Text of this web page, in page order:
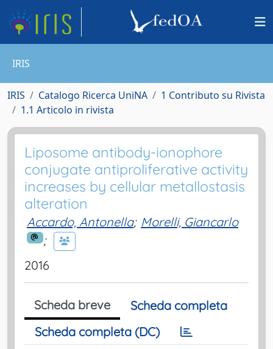
IRIS
IRIS Catalogo Ricerca UniNA
1 Contributo su Rivista
1.1 Articolo in rivista
Liposome antibody-ionophore
conjugate antiproliferative activity
increases by cellular metallostasis
alteration
Accardo, Antonella; Morelli, Giancarlo
;
2016
Scheda breve
Scheda completa
Scheda completa (DC)